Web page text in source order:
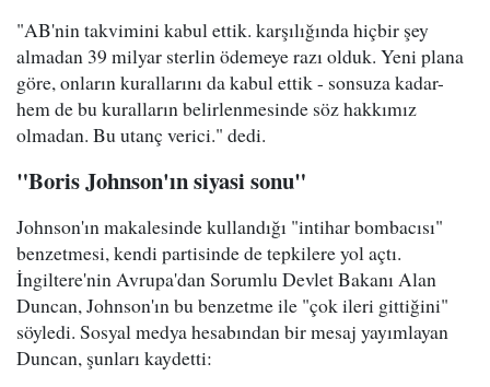
"AB'nin takvimini kabul ettik. karşılığında hiçbir şey
almadan 39 milyar sterlin ödemeye razı olduk. Yeni plana
göre, onların kurallarını da kabul ettik - sonsuza kadar-
hem de bu kuralların belirlenmesinde söz hakkımız
olmadan. Bu utanç verici." dedi.
"Boris Johnson'ın siyasi sonu"
Johnson'ın makalesinde kullandığı "intihar bombacısı"
benzetmesi, kendi partisinde de tepkilere yol açtı.
İngiltere'nin Avrupa'dan Sorumlu Devlet Bakanı Alan
Duncan, Johnson'ın bu benzetme ile "çok ileri gittiğini"
söyledi. Sosyal medya hesabından bir mesaj yayımlayan
Duncan, şunları kaydetti: